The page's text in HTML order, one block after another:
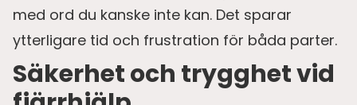
med ord du kanske inte kan. Det sparar
ytterligare tid och frustration för båda parter.
Säkerhet och trygghet vid